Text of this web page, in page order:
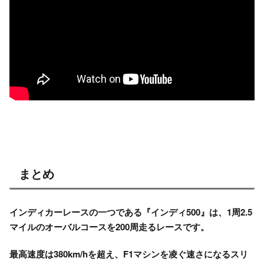
まとめ
インディカーレースの一つである『インディ500』は、1周2.5
マイルのオーバルコースを200周走るレースです。
最高速度は380km/hを超え、F1マシンを凌ぐ速さになるスリ